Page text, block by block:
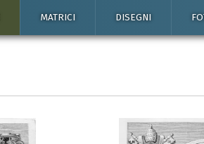
MATRICI DISEGNI